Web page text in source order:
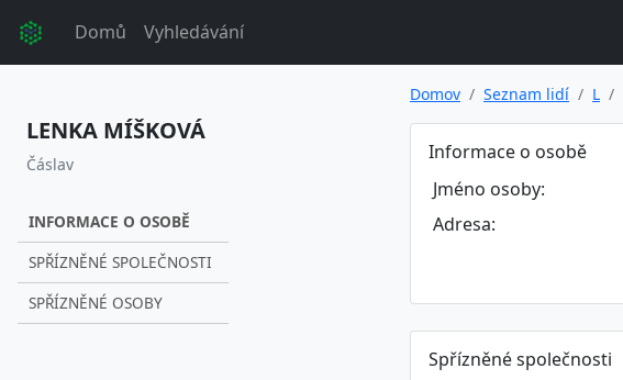
Domů Vyhledávání
LENKA MÍŠKOVÁ
Čáslav
INFORMACE O OSOBĚ
SPŘÍZNĚNÉ SPOLEČNOSTI
SPŘÍZNĚNÉ OSOBY
Domov Seznam lidí L
Informace o osobě
Jméno osoby:
Adresa:
Spřízněné společnosti